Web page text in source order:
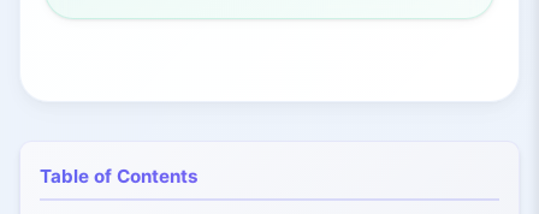
Table of Contents